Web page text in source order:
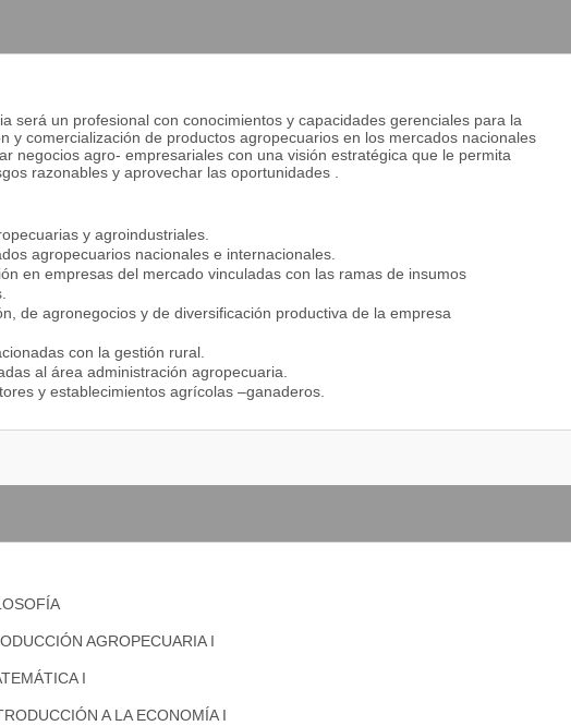
será un profesional con conocimientos y capacidades gerenciales para la
y comercialización de productos agropecuarios en los mercados nacionales
negocios agro- empresariales con una visión estratégica que le permita
razonables y aprovechar las oportunidades .
y agroindustriales.
agropecuarios nacionales e internacionales.
en empresas del mercado vinculadas con las ramas de insumos
de agronegocios y de diversificación productiva de la empresa
con la gestión rural.
al área administración agropecuaria.
y establecimientos agrícolas –ganaderos.
AGROPECUARIA I
I
A LA ECONOMÍA I